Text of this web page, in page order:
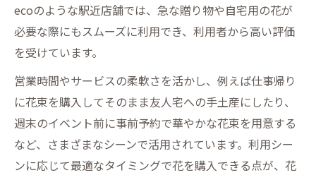
ecoのような駅近店舗では、急な贈り物や自宅用の花が
必要な際にもスムーズに利用でき、利用者から高い評価
を受けています。
営業時間やサービスの柔軟さを活かし、例えば仕事帰り
に花束を購入してそのまま友人宅への手土産にしたり、
週末のイベント前に事前予約で華やかな花束を用意する
など、さまざまなシーンで活用されています。利用シー
ンに応じて最適なタイミングで花を購入できる点が、花